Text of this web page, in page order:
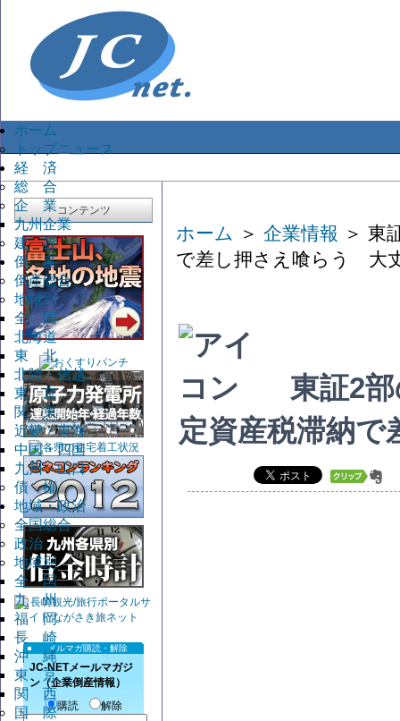
ホーム
トップニュース
経 済
総 合
企 業
九州企業
建 設
倒 産
倒産総合
地域別
全 国
北海道
東 北
北陸・信越
東 京
関 東
近畿・東海
中国・四国
九州・山口
債 権
地域・政治
全国総合
政治
地域別
全 国
九 州
福 岡
長 崎
沖 縄
東 京
関 西
国 際
コンテンツ
メルマガ購読・解除
JC-NETメールマガジ
ン（企業倒産情報）
購読
解除
ホーム ＞ 企業情報 ＞ 東
で差し押さえ喰らう 大
東証2
定資産税滞納